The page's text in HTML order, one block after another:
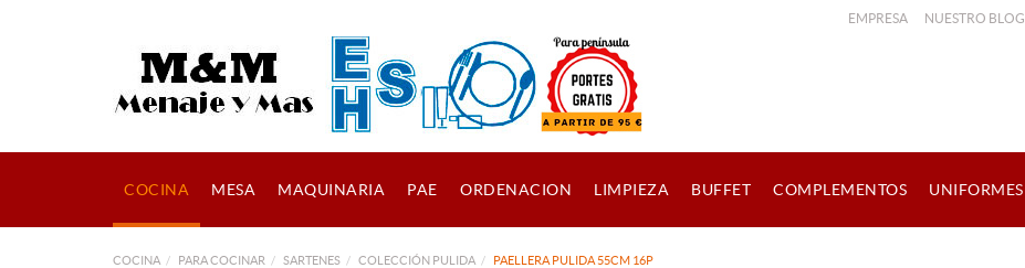
EMPRESA NUESTRO BLOG
COCINA MESA MAQUINARIA PAE ORDENACION LIMPIEZA BUFFET COMPLEMENTOS UNIFORMES
COCINA PARA COCINAR SARTENES COLECCIÓN PULIDA PAELLERA PULIDA 55CM 16P